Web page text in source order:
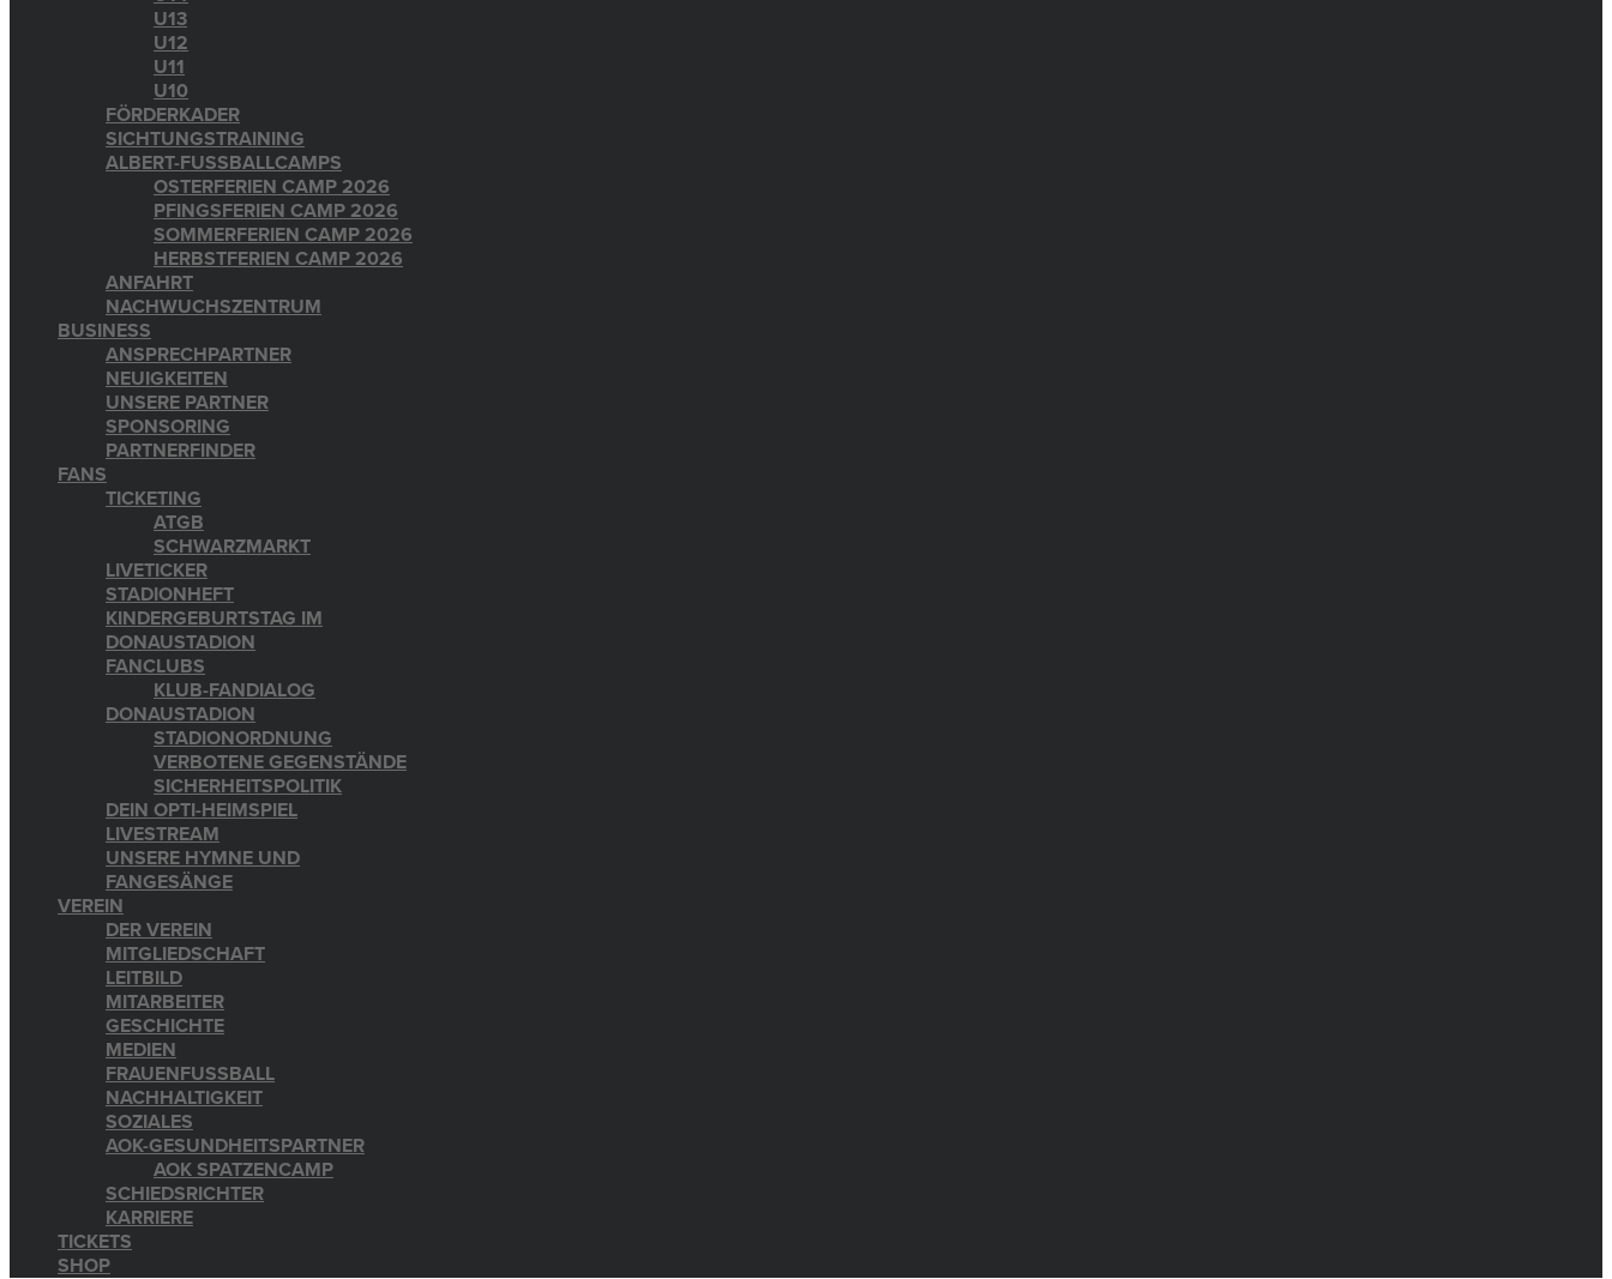
U13
U12
U11
U10
FÖRDERKADER
SICHTUNGSTRAINING
ALBERT-FUSSBALLCAMPS
OSTERFERIEN CAMP 2026
PFINGSFERIEN CAMP 2026
SOMMERFERIEN CAMP 2026
HERBSTFERIEN CAMP 2026
ANFAHRT
NACHWUCHSZENTRUM
BUSINESS
ANSPRECHPARTNER
NEUIGKEITEN
UNSERE PARTNER
SPONSORING
PARTNERFINDER
FANS
TICKETING
ATGB
SCHWARZMARKT
LIVETICKER
STADIONHEFT
KINDERGEBURTSTAG IM
DONAUSTADION
FANCLUBS
KLUB-FANDIALOG
DONAUSTADION
STADIONORDNUNG
VERBOTENE GEGENSTÄNDE
SICHERHEITSPOLITIK
DEIN OPTI-HEIMSPIEL
LIVESTREAM
UNSERE HYMNE UND
FANGESÄNGE
VEREIN
DER VEREIN
MITGLIEDSCHAFT
LEITBILD
MITARBEITER
GESCHICHTE
MEDIEN
FRAUENFUSSBALL
NACHHALTIGKEIT
SOZIALES
AOK-GESUNDHEITSPARTNER
AOK SPATZENCAMP
SCHIEDSRICHTER
KARRIERE
TICKETS
SHOP